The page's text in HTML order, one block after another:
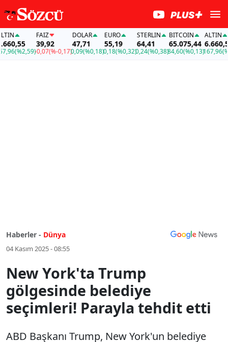
(%2,59)
FAİZ
39,92
-0,07(%-0,17)
DOLAR
47,71
0,09(%0,18)
EURO
55,19
0,18(%0,32)
STERLIN
64,41
0,24(%0,38)
BITCOIN
65.075,44
84,60(%0,13)
ALTIN
6.660,55
167,96
Haberler - Dünya
04 Kasım 2025 - 08:55
New York'ta Trump
gölgesinde belediye
seçimleri! Parayla tehdit etti
ABD Başkanı Trump, New York'un belediye